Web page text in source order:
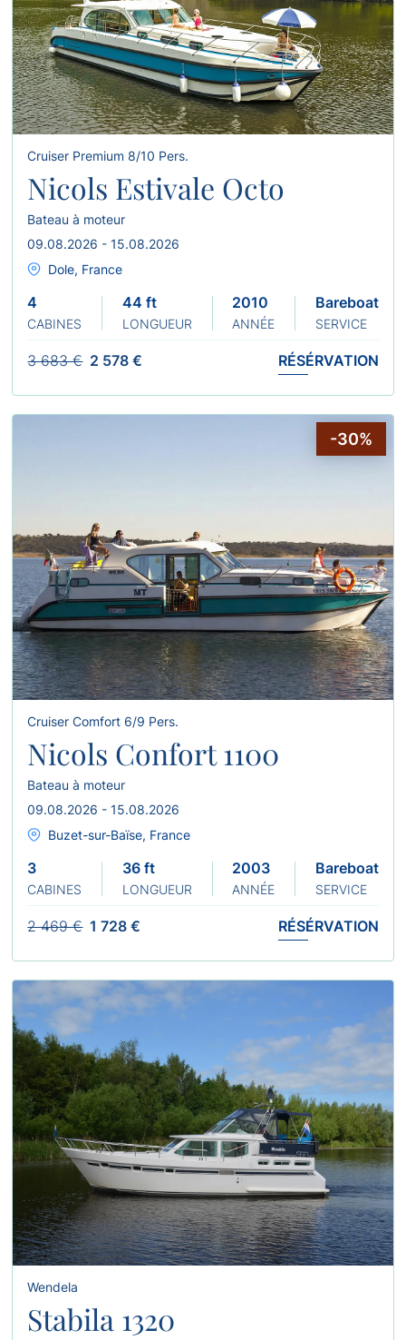
Cruiser Premium 8/10 Pers.
Nicols Estivale Octo
Bateau à moteur
09.08.2026 - 15.08.2026
Dole, France
4
CABINES
44 ft
LONGUEUR
2010
ANNÉE
Bareboat
SERVICE
3 683 € 2 578 € RÉSÉRVATION
-30%
Cruiser Comfort 6/9 Pers.
Nicols Confort 1100
Bateau à moteur
09.08.2026 - 15.08.2026
Buzet-sur-Baïse, France
3
CABINES
36 ft
LONGUEUR
2003
ANNÉE
Bareboat
SERVICE
2 469 € 1 728 € RÉSÉRVATION
Wendela
Stabila 1320